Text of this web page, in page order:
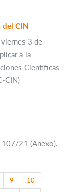
del CIN
3 de
a la
Científicas
CIN)
107/21 (Anexo).
9
10